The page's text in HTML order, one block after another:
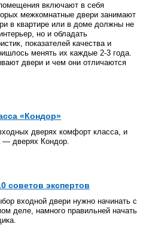
включают в себя
межкомнатные двери занимают
в квартире или в доме должны не
но и обладать
показателей качества и
менять их каждые 2-3 года.
двери и чем они отличаются
«Кондор»
дверях комфорт класса, и
— дверях Кондор.
советов экспертов
входной двери нужно начинать с
деле, намного правильней начать